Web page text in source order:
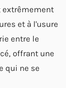
extrêmement
et à l'usure
entre le
offrant une
qui ne se